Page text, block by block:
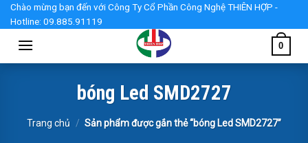
Skip
content
Chào mừng bạn đến với Công Ty Cổ Phần Công Nghệ THIÊN HỢP -
Hotline: 09.885.91119
0
bóng Led SMD2727
Trang chủ / Sản phẩm được gắn thẻ “bóng Led SMD2727”